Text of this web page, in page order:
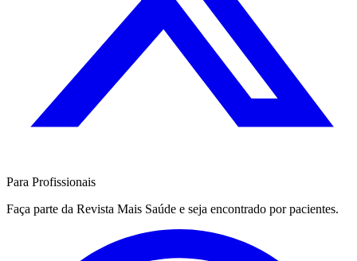
Para Profissionais
Faça parte da Revista Mais Saúde e seja encontrado por pacientes.